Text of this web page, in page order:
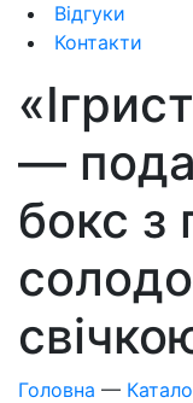
Відгуки
Контакти
—
бокс з
Головна —